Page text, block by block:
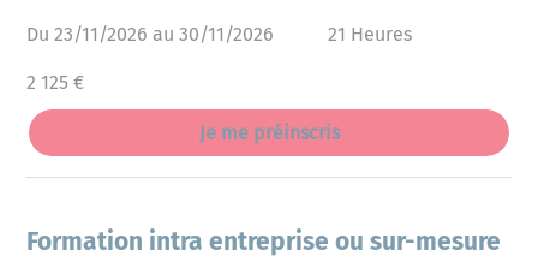
Du 23/11/2026 au 30/11/2026 21 Heures
2 125 €
Je me préinscris
Formation intra entreprise ou sur-mesure